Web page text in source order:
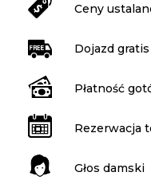
Ceny
Dojazd gratis
Płatność
Rezerwacja
Głos damski